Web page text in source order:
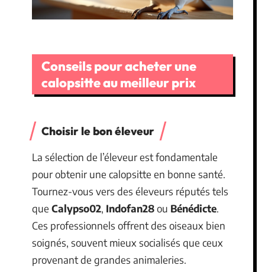
Conseils pour acheter une
calopsitte au meilleur prix
Choisir le bon éleveur
La sélection de l’éleveur est fondamentale
pour obtenir une calopsitte en bonne santé.
Tournez-vous vers des éleveurs réputés tels
que Calypso02, Indofan28ou Bénédicte.
Ces professionnels offrent des oiseaux bien
soignés, souvent mieux socialisés que ceux
provenant de grandes animaleries.